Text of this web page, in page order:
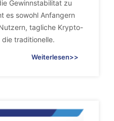
Gewinnstabilitat zu
es sowohl Anfangern
tagliche Krypto-
traditionelle.
Weiterlesen>>